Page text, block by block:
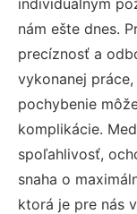
nám ešte dnes.
precíznosť a
vykonanej
pochybenie
komplikácie.
spoľahlivosť,
snaha o
ktorá je pre nás